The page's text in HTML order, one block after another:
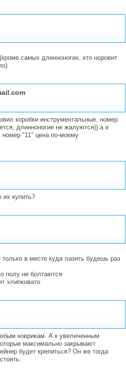
самых длинноногих, кто норовит
коробки инструментальные, номер
длинноногие не жалуются)) а и
"11" цена по-моему
их купить?
в месте куда лазить будешь раз
полу не болтаются
хлипковато
коврикам. А к увеличенным
максимально закрывают
будет крепиться? Он же тогда